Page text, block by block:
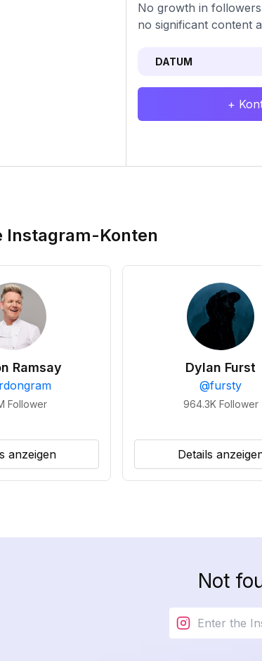
No growth in
no significant content
DATUM
+
Instagram-Konten
Ramsay
Follower
anzeigen
Dylan Furst
@fursty
964.3K Follower
Details
Not